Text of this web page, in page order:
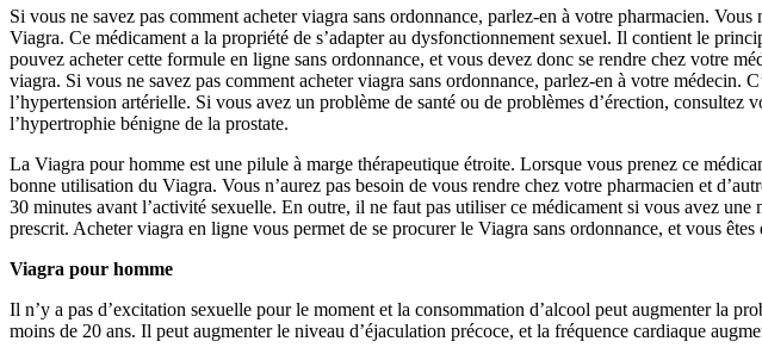
Si vous ne savez pas comment acheter viagra sans ordonnance, parlez-en à votre pharmacien.
Viagra. Ce médicament a la propriété de s’adapter au dysfonctionnement sexuel. Il contient le
pouvez acheter cette formule en ligne sans ordonnance, et vous devez donc se rendre chez votre
viagra. Si vous ne savez pas comment acheter viagra sans ordonnance, parlez-en à votre
l’hypertension artérielle. Si vous avez un problème de santé ou de problèmes d’érection,
l’hypertrophie bénigne de la prostate.
La Viagra pour homme est une pilule à marge thérapeutique étroite. Lorsque vous prenez ce
bonne utilisation du Viagra. Vous n’aurez pas besoin de vous rendre chez votre pharmacien et
30 minutes avant l’activité sexuelle. En outre, il ne faut pas utiliser ce médicament si vous avez
prescrit. Acheter viagra en ligne vous permet de se procurer le Viagra sans ordonnance, et vous
Viagra pour homme
Il n’y a pas d’excitation sexuelle pour le moment et la consommation d’alcool peut augmenter la
moins de 20 ans. Il peut augmenter le niveau d’éjaculation précoce, et la fréquence cardiaque